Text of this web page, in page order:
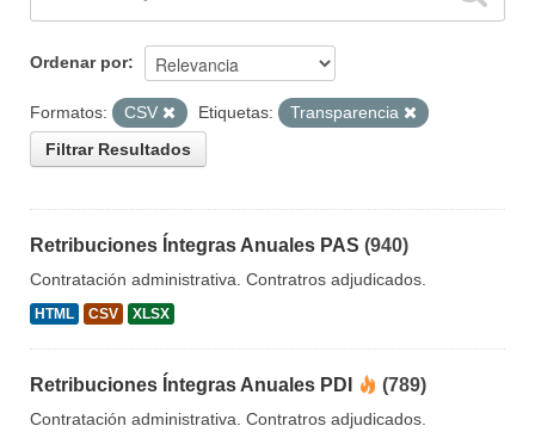
Ordenar por
Formatos: CSV Etiquetas:
Transparencia
Filtrar Resultados
Retribuciones Íntegras Anuales PAS (940)
Contratación administrativa. Contratros adjudicados.
HTML CSV XLSX
Retribuciones Íntegras Anuales PDI (789)
Contratación administrativa. Contratros adjudicados.